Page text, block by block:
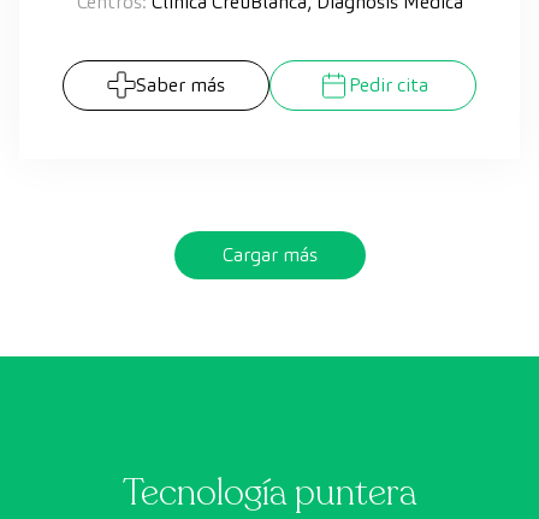
Saber más Pedir cita
Cargar más
Tecnología puntera